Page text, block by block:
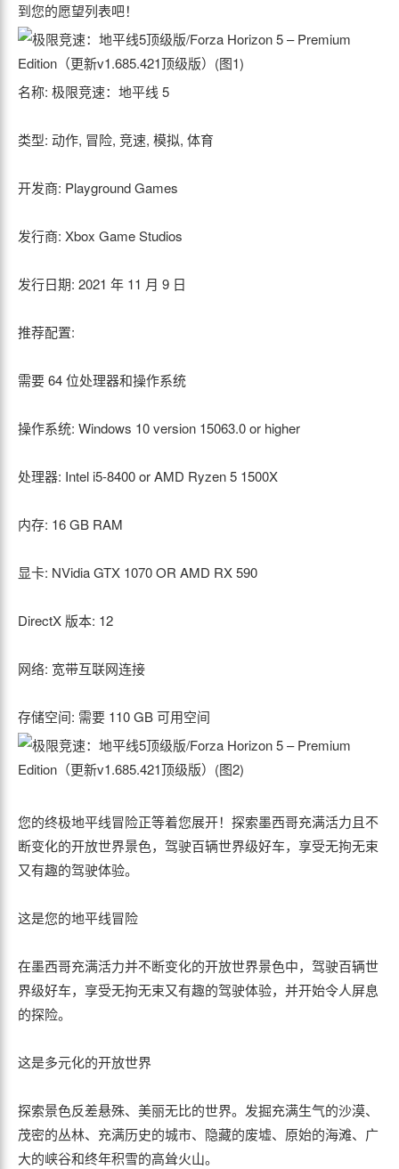
到您的愿望列表吧！
名称: 极限竞速：地平线 5
类型: 动作, 冒险, 竞速, 模拟, 体育
开发商: Playground Games
发行商: Xbox Game Studios
发行日期: 2021 年 11 月 9 日
推荐配置:
需要 64 位处理器和操作系统
操作系统: Windows 10 version 15063.0 or higher
处理器: Intel i5-8400 or AMD Ryzen 5 1500X
内存: 16 GB RAM
显卡: NVidia GTX 1070 OR AMD RX 590
DirectX 版本: 12
网络: 宽带互联网连接
存储空间: 需要 110 GB 可用空间
您的终极地平线冒险正等着您展开！探索墨西哥充满活力且不
断变化的开放世界景色，驾驶百辆世界级好车，享受无拘无束
又有趣的驾驶体验。
这是您的地平线冒险
在墨西哥充满活力并不断变化的开放世界景色中，驾驶百辆世
界级好车，享受无拘无束又有趣的驾驶体验，并开始令人屏息
的探险。
这是多元化的开放世界
探索景色反差悬殊、美丽无比的世界。发掘充满生气的沙漠、
茂密的丛林、充满历史的城市、隐藏的废墟、原始的海滩、广
大的峡谷和终年积雪的高耸火山。